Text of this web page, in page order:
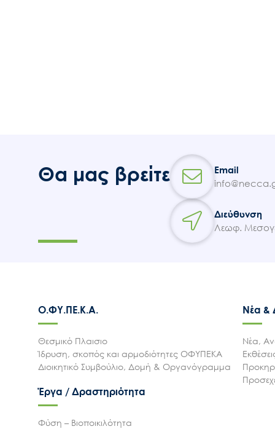
Θα μας βρείτε
Email
Διεύθυνση
Λεωφ.
Ο.ΦΥ.ΠΕ.Κ.Α.
Θεσμικό Πλαισιο
Ίδρυση, σκοπός και αρμοδιότητες ΟΦΥΠΕΚΑ
Διοικητικό Συμβούλιο, Δομή & Οργανόγραμμα
Νέα &
Νέα,
Έργα / Δραστηριότητα
Φύση – Βιοποικιλότητα